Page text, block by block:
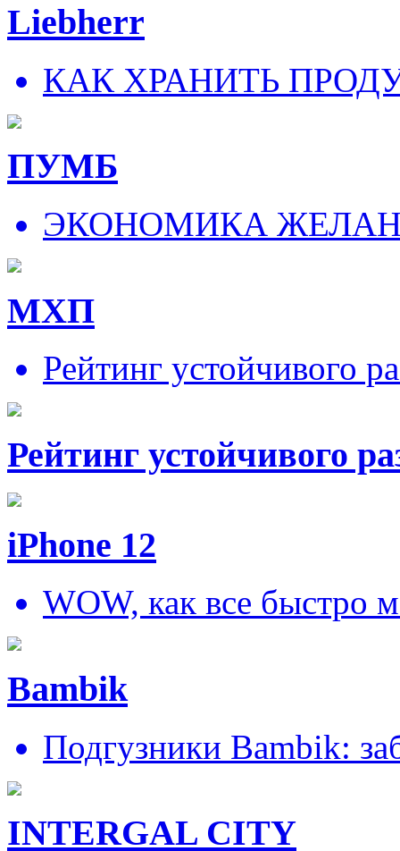
Liebherr
КАК ХРАНИТЬ
ПУМБ
ЭКОНОМИКА
МХП
Рейтинг устойчивого
Рейтинг устойчивого
iPhone 12
WOW, как все быстро
Bambik
Подгузники Bambik:
INTERGAL CITY